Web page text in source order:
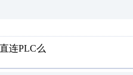
连PLC么